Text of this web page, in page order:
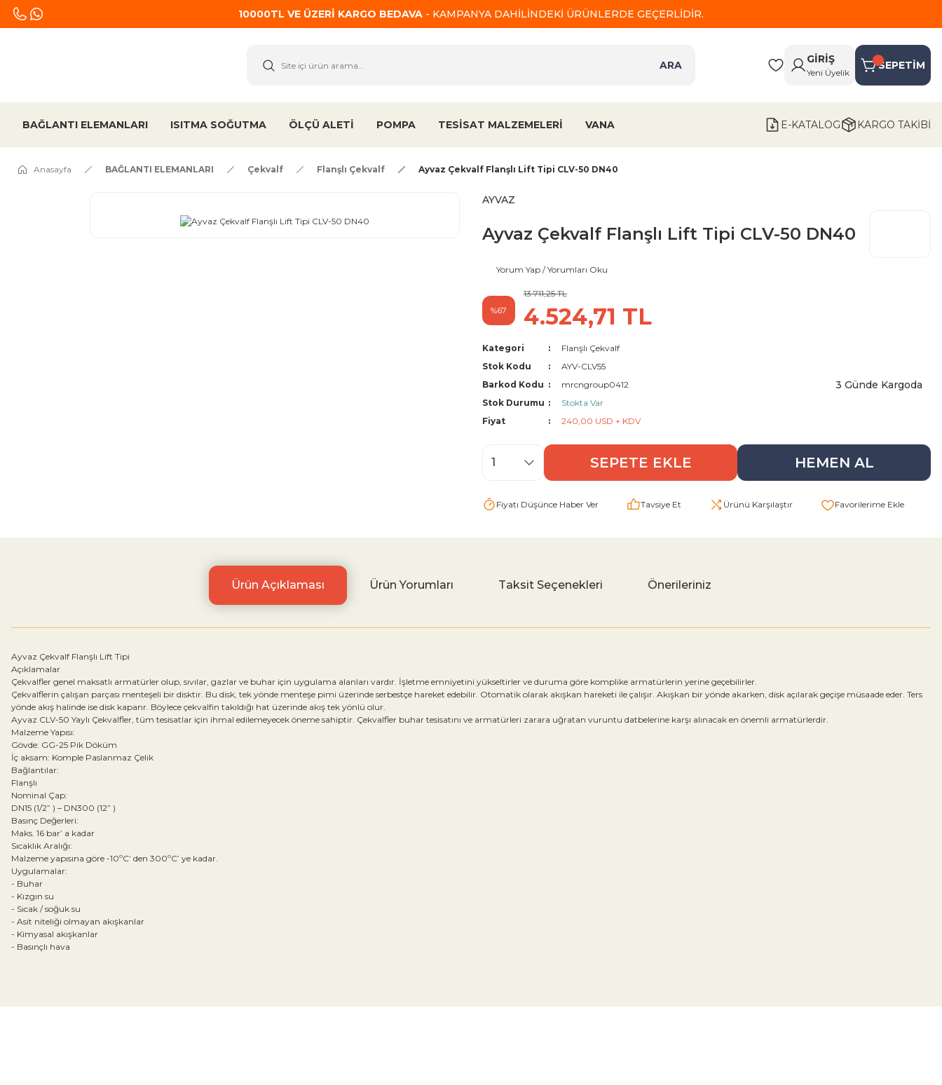
10000TL VE ÜZERİ KARGO BEDAVA - KAMPANYA DAHİLİNDEKİ ÜRÜNLERDE GEÇERLİDİR.
ARA
GİRİŞ
Yeni Üyelik
SEPETİM
BAĞLANTI ELEMANLARI ISITMA SOĞUTMA ÖLÇÜ ALETİ POMPA TESİSAT MALZEMELERİ VANA E-KATALOG KARGO TAKİBİ
Anasayfa BAĞLANTI ELEMANLARI Çekvalf Flanşlı Çekvalf Ayvaz Çekvalf Flanşlı Lift Tipi CLV-50 DN40
AYVAZ
Ayvaz Çekvalf Flanşlı Lift Tipi CLV-50 DN40
Yorum Yap / Yorumları Oku
%67
13.711,25 TL
4.524,71 TL
Kategori
Flanşlı Çekvalf
Stok Kodu
AYV-CLV55
Barkod Kodu
mrcngroup0412
Stok Durumu
Stokta Var
Fiyat
240,00 USD + KDV
3 Günde Kargoda
SEPETE EKLE HEMEN AL
Fiyatı Düşünce Haber Ver Tavsiye Et Ürünü Karşılaştır
Ürün Açıklaması Ürün Yorumları Taksit Seçenekleri Önerileriniz
Ayvaz Çekvalf Flanşlı Lift Tipi
Açıklamalar
Çekvalfler genel maksatlı armatürler olup, sıvılar, gazlar ve buhar için uygulama alanları vardır. İşletme emniyetini yükseltirler ve duruma göre komplike armatürlerin yerine geçebilirler.
Çekvalflerin çalışan parçası menteşeli bir disktir. Bu disk, tek yönde menteşe pimi üzerinde serbestçe hareket edebilir. Otomatik olarak akışkan hareketi ile çalışır. Akışkan bir yönde akarken, disk açılarak geçişe müsaade eder. Ters
yönde akış halinde ise disk kapanr. Böylece çekvalfin takıldığı hat üzerinde akış tek yönlü olur.
Ayvaz CLV-50 Yaylı Çekvalfler, tüm tesisatlar için ihmal edilemeyecek öneme sahiptir. Çekvalfler buhar tesisatını ve armatürleri zarara uğratan vuruntu datbelerine karşı alınacak en önemli armatürlerdir.
Malzeme Yapısı:
Gövde: GG-25 Pik Döküm
İç aksam: Komple Paslanmaz Çelik
Bağlantılar:
Flanşlı
Nominal Çap:
DN15 (1/2” ) – DN300 (12” )
Basınç Değerleri:
Maks. 16 bar’ a kadar
Sıcaklık Aralığı:
Malzeme yapısına göre -10ºC’ den 300ºC’ ye kadar.
Uygulamalar:
- Buhar
- Kızgın su
- Sıcak / soğuk su
- Asit niteliği olmayan akışkanlar
- Kimyasal akışkanlar
- Basınçlı hava
Bu ürüne ilk yorumu siz yapın!